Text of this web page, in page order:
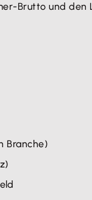
Brutto und
Branche)